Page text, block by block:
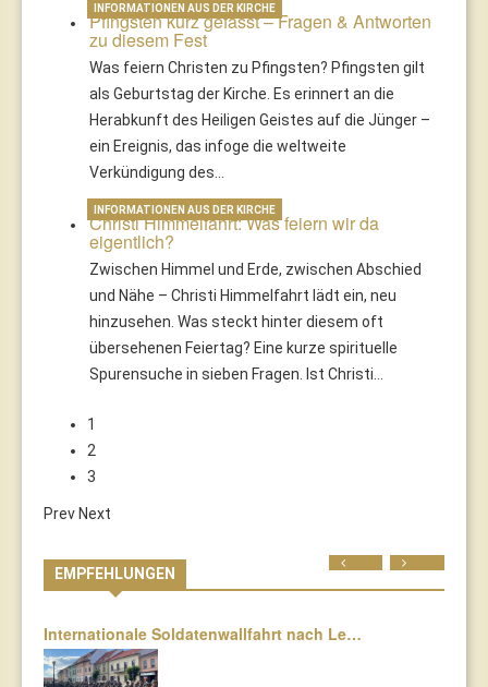
Pfingsten kurz gefasst – Fragen & Antworten
zu diesem Fest
Was feiern Christen zu Pfingsten? Pfingsten gilt
als Geburtstag der Kirche. Es erinnert an die
Herabkunft des Heiligen Geistes auf die Jünger –
ein Ereignis, das infoge die weltweite
Verkündigung des…
INFORMATIONEN AUS DER KIRCHE
Christi Himmelfahrt: Was feiern wir da
eigentlich?
Zwischen Himmel und Erde, zwischen Abschied
und Nähe – Christi Himmelfahrt lädt ein, neu
hinzusehen. Was steckt hinter diesem oft
übersehenen Feiertag? Eine kurze spirituelle
Spurensuche in sieben Fragen. Ist Christi…
INFORMATIONEN AUS DER KIRCHE
1
2
3
Prev Next
EMPFEHLUNGEN
Internationale Soldatenwallfahrt nach Le…